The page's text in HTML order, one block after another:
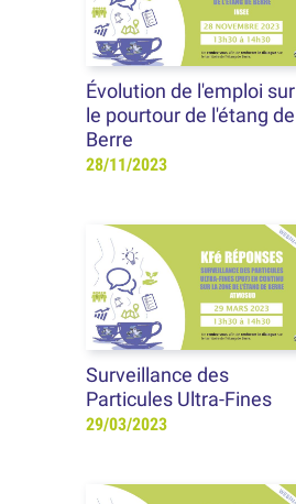
Évolution de l'emploi sur
le pourtour de l'étang de
Berre
28/11/2023
Surveillance des
Particules Ultra-Fines
29/03/2023